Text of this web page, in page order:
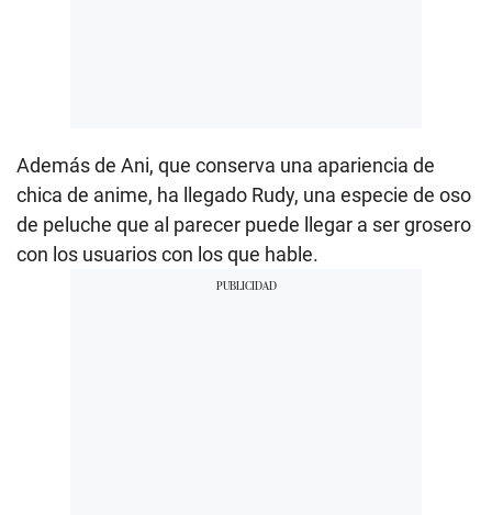
Además de Ani, que conserva una apariencia de
chica de anime, ha llegado Rudy, una especie de oso
de peluche que al parecer puede llegar a ser grosero
con los usuarios con los que hable.